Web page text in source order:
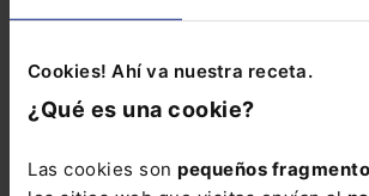
Cookies! Ahí va nuestra receta.
¿Qué es una cookie?
Las cookies son pequeños
Corporaciones locales, los
Organizaciones Empresariales y de
Consumidores y Usuarios (de
creación de la Comisión Nacional